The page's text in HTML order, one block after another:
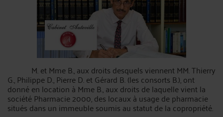
M. et Mme B., aux droits desquels viennent MM. Thierry
G., Philippe D., Pierre D. et Gérard B. (les consorts B.), ont
donné en location à Mme B., aux droits de laquelle vient la
société Pharmacie 2000, des locaux à usage de pharmacie
situés dans un immeuble soumis au statut de la copropriété.